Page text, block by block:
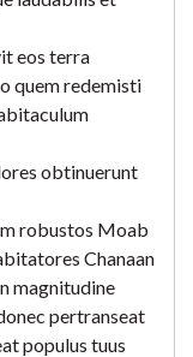
eos terra
quem redemisti
obtinuerunt
robustos Moab
Chanaan
magnitudine
pertranseat
populus tuus